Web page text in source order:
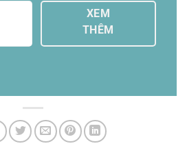
XEM
THÊM